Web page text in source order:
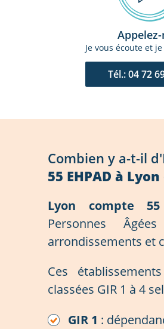
Je vous écoute et
Tél.: 04 72
Combien y a-t-il
55 EHPAD à
Lyon compte 55
Personnes
arrondissements et
Ces
classées GIR 1 à 4
GIR 1 :